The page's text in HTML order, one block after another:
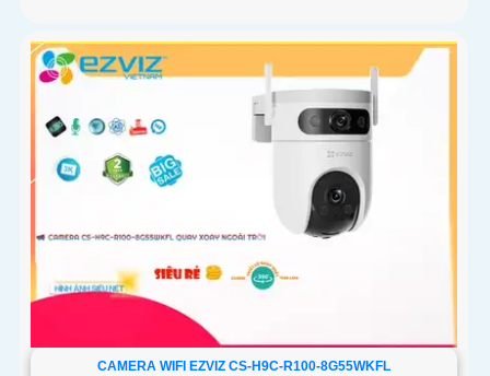
CAMERA WIFI EZVIZ CS-H9C-R100-8G55WKFL